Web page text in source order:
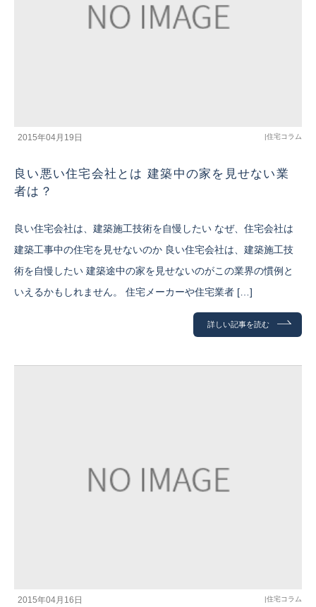
2015年04月19日 |住宅コラム
良い悪い住宅会社とは 建築中の家を見せない業
者は？
良い住宅会社は、建築施工技術を自慢したい なぜ、住宅会社は
建築工事中の住宅を見せないのか 良い住宅会社は、建築施工技
術を自慢したい 建築途中の家を見せないのがこの業界の慣例と
いえるかもしれません。 住宅メーカーや住宅業者 […]
詳しい記事を読む
2015年04月16日 住宅コラム